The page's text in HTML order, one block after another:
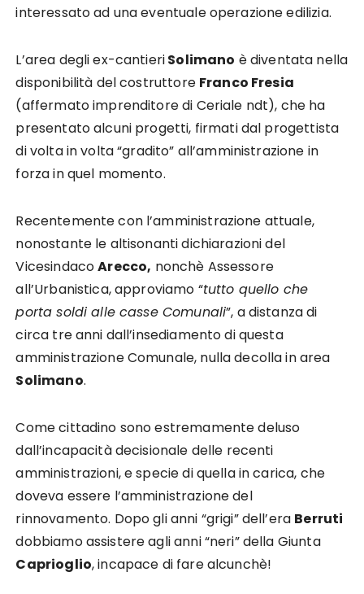
interessato ad una eventuale operazione edilizia.
L’area degli ex-cantieriSolimano è diventata nella
disponibilità del costruttore Franco Fresia
(affermato imprenditore di Ceriale ndt), che ha
presentato alcuni progetti, firmati dal progettista
di volta in volta “gradito” all’amministrazione in
forza in quel momento.
Recentemente con l’amministrazione attuale,
nonostante le altisonanti dichiarazioni del
VicesindacoArecco, nonchè Assessore
all’Urbanistica, approviamo “tutto quello che
porta soldi alle casse Comunali”, a distanza di
circa tre anni dall’insediamento di questa
amministrazione Comunale, nulla decolla in area
Solimano.
Come cittadino sono estremamente deluso
dall’incapacità decisionale delle recenti
amministrazioni, e specie di quella in carica, che
doveva essere l’amministrazione del
rinnovamento. Dopo gli anni “grigi” dell’era Berruti
dobbiamo assistere agli anni “neri” della Giunta
Caprioglio, incapace di fare alcunchè!